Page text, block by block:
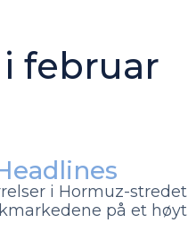
februar
i Hormuz-stredet
på et høyt